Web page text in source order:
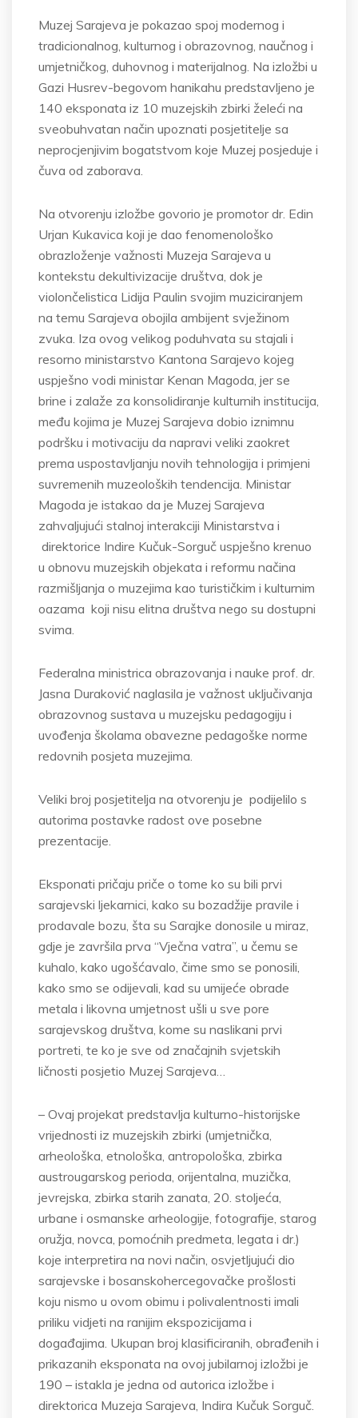
Muzej Sarajeva je pokazao spoj modernog i
tradicionalnog, kulturnog i obrazovnog, naučnog i
umjetničkog, duhovnog i materijalnog. Na izložbi u
Gazi Husrev-begovom hanikahu predstavljeno je
140 eksponata iz 10 muzejskih zbirki želeći na
sveobuhvatan način upoznati posjetitelje sa
neprocjenjivim bogatstvom koje Muzej posjeduje i
čuva od zaborava.
Na otvorenju izložbe govorio je promotor dr. Edin
Urjan Kukavica koji je dao fenomenološko
obrazloženje važnosti Muzeja Sarajeva u
kontekstu dekultivizacije društva, dok je
violončelistica Lidija Paulin svojim muziciranjem
na temu Sarajeva obojila ambijent svježinom
zvuka. Iza ovog velikog poduhvata su stajali i
resorno ministarstvo Kantona Sarajevo kojeg
uspješno vodi ministar Kenan Magoda, jer se
brine i zalaže za konsolidiranje kulturnih institucija,
među kojima je Muzej Sarajeva dobio iznimnu
podršku i motivaciju da napravi veliki zaokret
prema uspostavljanju novih tehnologija i primjeni
suvremenih muzeoloških tendencija. Ministar
Magoda je istakao da je Muzej Sarajeva
zahvaljujući stalnoj interakciji Ministarstva i
direktorice Indire Kučuk-Sorguč uspješno krenuo
u obnovu muzejskih objekata i reformu načina
razmišljanja o muzejima kao turističkim i kulturnim
oazama koji nisu elitna društva nego su dostupni
svima.
Federalna ministrica obrazovanja i nauke prof. dr.
Jasna Duraković naglasila je važnost uključivanja
obrazovnog sustava u muzejsku pedagogiju i
uvođenja školama obavezne pedagoške norme
redovnih posjeta muzejima.
Veliki broj posjetitelja na otvorenju je podijelilo s
autorima postavke radost ove posebne
prezentacije.
Eksponati pričaju priče o tome ko su bili prvi
sarajevski ljekarnici, kako su bozadžije pravile i
prodavale bozu, šta su Sarajke donosile u miraz,
gdje je završila prva “Vječna vatra”, u čemu se
kuhalo, kako ugošćavalo, čime smo se ponosili,
kako smo se odijevali, kad su umijeće obrade
metala i likovna umjetnost ušli u sve pore
sarajevskog društva, kome su naslikani prvi
portreti, te ko je sve od značajnih svjetskih
ličnosti posjetio Muzej Sarajeva…
– Ovaj projekat predstavlja kulturno-historijske
vrijednosti iz muzejskih zbirki (umjetnička,
arheološka, etnološka, antropološka, zbirka
austrougarskog perioda, orijentalna, muzička,
jevrejska, zbirka starih zanata, 20. stoljeća,
urbane i osmanske arheologije, fotografije, starog
oružja, novca, pomoćnih predmeta, legata i dr.)
koje interpretira na novi način, osvjetljujući dio
sarajevske i bosanskohercegovačke prošlosti
koju nismo u ovom obimu i polivalentnosti imali
priliku vidjeti na ranijim ekspozicijama i
događajima. Ukupan broj klasificiranih, obrađenih i
prikazanih eksponata na ovoj jubilarnoj izložbi je
190 – istakla je jedna od autorica izložbe i
direktorica Muzeja Sarajeva, Indira Kučuk Sorguč.